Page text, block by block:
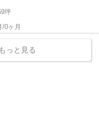
坪
/0ヶ月
っと見る